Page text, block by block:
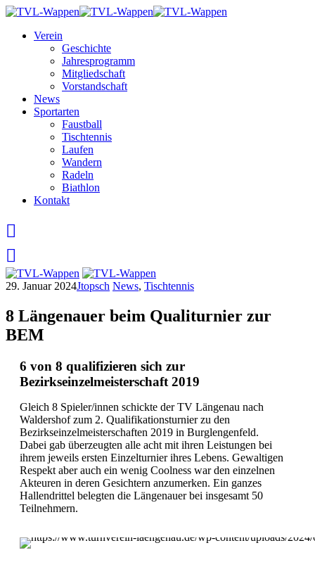
Skip
contentVerein
Geschichte
Jahresprogramm
Mitgliedschaft
Vorstandschaft
News
Sportarten
Faustball
Tischtennis
Laufen
Wandern
Radeln
Biathlon
Kontakt
29. Januar 2024Jtopsch News, Tischtennis
8 Längenauer beim Qualiturnier zur
BEM
6 von 8 qualifizieren sich zur
Bezirkseinzelmeisterschaft 2019
Gleich 8 Spieler/innen schickte der TV Längenau nach
Waldershof zum 2. Qualifikationsturnier zu den
Bezirkseinzelmeisterschaften 2019 in Burglengenfeld.
Dabei gab überzeugten alle acht mit ihren Leistungen bei
ihrem jeweils ersten Einzelturnier ihres Lebens. Gewaltigen
Respekt aber auch ein wenig Coolness war den einzelnen
Akteuren in deren Gesichtern anzumerken. Ein ganzes
Hallendrittel belegten die Längenauer bei insgesamt 50
Teilnehmern.